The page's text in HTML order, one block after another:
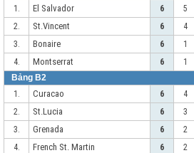
1.
El Salvador 6 5
2.
St.Vincent 6 4
3.
Bonaire 6 1
4.
Montserrat 6 1
Bảng B2
1.
Curacao 6 4
2.
St.Lucia 6 3
3.
Grenada 6 2
4.
French St. Martin 6 2